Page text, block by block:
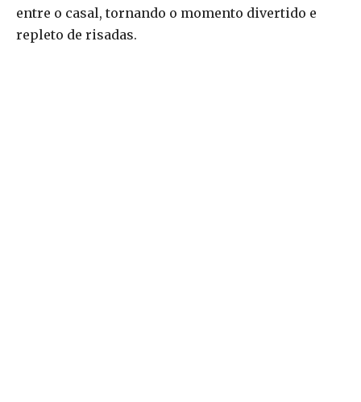
entre o casal, tornando o momento divertido e
repleto de risadas.